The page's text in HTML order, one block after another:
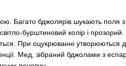
Багато бджолярів шукають поля
бурштиновий колір і
При оцукрюванні утворюються
Мед, зібраний бджолами з